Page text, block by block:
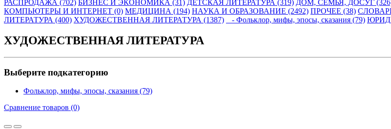
РАСПРОДАЖА (702) БИЗНЕС И ЭКОНОМИКА (31) ДЕТСКАЯ ЛИТЕРАТУРА (319) ДОМ, СЕМЬЯ, ДОСУГ
КОМПЬЮТЕРЫ И ИНТЕРНЕТ (0) МЕДИЦИНА (194) НАУКА И ОБРАЗОВАНИЕ (2492) ПРОЧЕЕ (38)
ЛИТЕРАТУРА (400) ХУДОЖЕСТВЕННАЯ ЛИТЕРАТУРА (1387) - Фольклор, мифы, эпосы, сказания (79)
ХУДОЖЕСТВЕННАЯ ЛИТЕРАТУРА
Выберите подкатегорию
Фольклор, мифы, эпосы, сказания (79)
Сравнение товаров (0)